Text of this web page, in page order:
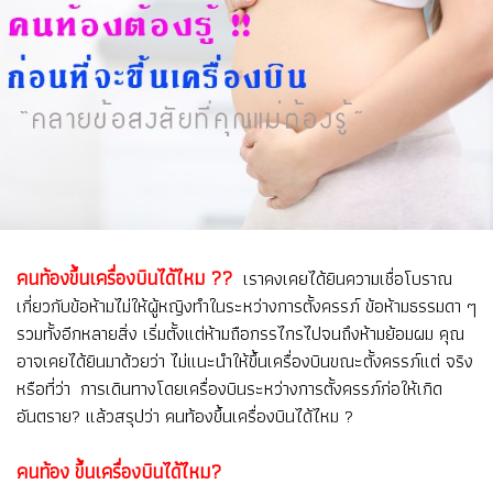
คนท้องขึ้นเครื่องบินได้ไหม ?? เราคงเคยได้ยินความเชื่อโบราณ
เกี่ยวกับข้อห้ามไม่ให้ผู้หญิงทำในระหว่างการตั้งครรภ์ ข้อห้ามธรรมดา ๆ
รวมทั้งอีกหลายสิ่ง เริ่มตั้งแต่ห้ามถือกรรไกรไปจนถึงห้ามย้อมผม คุณ
อาจเคยได้ยินมาด้วยว่า ไม่แนะนำให้ขึ้นเครื่องบินขณะตั้งครรภ์แต่ จริง
หรือที่ว่า การเดินทางโดยเครื่องบินระหว่างการตั้งครรภ์ก่อให้เกิด
อันตราย? แล้วสรุปว่า คนท้องขึ้นเครื่องบินได้ไหม ?
คนท้อง ขึ้นเครื่องบินได้ไหม?